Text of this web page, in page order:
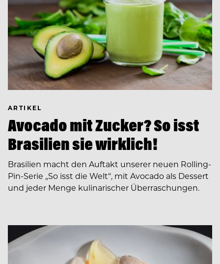
ARTIKEL
Avocado mit Zucker? So isst
Brasilien sie wirklich!
Brasilien macht den Auftakt unserer neuen Rolling-
Pin-Serie „So isst die Welt“, mit Avocado als Dessert
und jeder Menge kulinarischer Überraschungen.